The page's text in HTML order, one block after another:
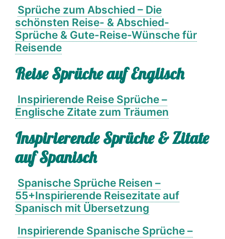
Sprüche zum Abschied – Die
schönsten Reise- & Abschied-
Sprüche & Gute-Reise-Wünsche für
Reisende
Reise Sprüche auf Englisch
Inspirierende Reise Sprüche –
Englische Zitate zum Träumen
Inspirierende Sprüche & Zitate
auf Spanisch
Spanische Sprüche Reisen –
55+Inspirierende Reisezitate auf
Spanisch mit Übersetzung
Inspirierende Spanische Sprüche –